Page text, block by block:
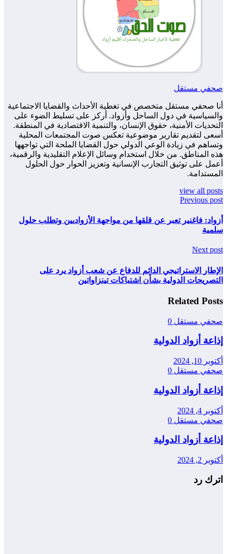
صحفي مستقل
أنا صحفي مستقل متخصص في تغطية الأحداث والقضايا الاجتماعية
والسياسية في دول الساحل وأزواد. أركز على تسليط الضوء على
التحديات الأمنية، حقوق الإنسان، والتنمية الاقتصادية في المنطقة.
أسعى لتقديم تقارير موضوعية تعكس صوت المجتمعات المحلية
وتساهم في زيادة الوعي الدولي حول القضايا الملحة التي تواجهها
هذه المناطق. من خلال استخدام وسائل الإعلام التقليدية والرقمية،
أعمل على توثيق التجارب الإنسانية وتعزيز الحوار حول الحلول
المستدامة.
view all posts
Previous post
أزواد: فاغنير تعبر عن قلقها من مواجهة الأزواديين وتطلب حلول
سلمية
Next post
الإطار الاستراتيجي الدائم للدفاع عن شعب أزواد يرد على
التصريحات الدولية بشأن اشتباكات تينزاواتين
Related Posts
صحفي مستقل 0
إذاعة أزواد الدولية
أكتوبر 10, 2024
صحفي مستقل 0
إذاعة أزواد الدولية
أكتوبر 4, 2024
صحفي مستقل 0
إذاعة أزواد الدولية
أكتوبر 2, 2024
اترك رد